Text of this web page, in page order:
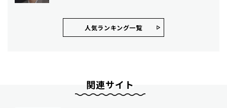
人気ランキング⼀覧
関連サイト